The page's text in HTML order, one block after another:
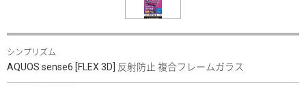
シンプリズム
AQUOS sense6 [FLEX 3D] 反射防止 複合フレームガラス